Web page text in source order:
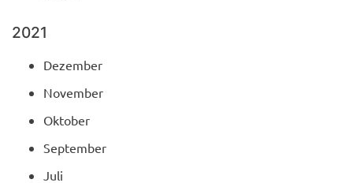
2021
Dezember
November
Oktober
September
Juli